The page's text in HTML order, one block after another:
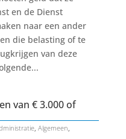
en de Dienst
naar een ander
die belasting of te
van deze
van € 3.000 of
, Algemeen,